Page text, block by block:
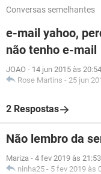
Conversas semelhantes
e-mail yahoo,
não tenho e-mail
JOAO - 14 jun 2015 às 20:54
Rose Martins - 25 jun
2 Respostas
Não lembro da
Mariza - 4 fev 2019 às 21:53
ninha25 - 5 fev 2019 às